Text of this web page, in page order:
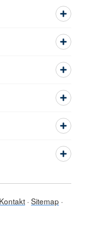
Kontakt Sitemap